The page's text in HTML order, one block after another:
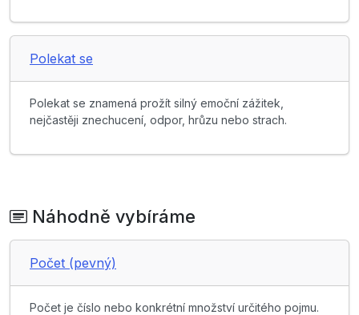
Polekat se
Polekat se znamená prožít silný emoční zážitek,
nejčastěji znechucení, odpor, hrůzu nebo strach.
Náhodně vybíráme
Počet (pevný)
Počet je číslo nebo konkrétní množství určitého pojmu.